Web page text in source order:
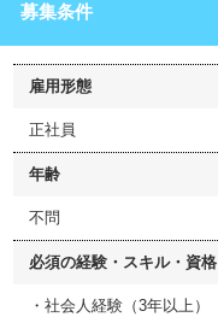
募集条件
雇用形態
正社員
年齢
不問
必須の経験・スキル・資格
・社会人経験（3年以上）